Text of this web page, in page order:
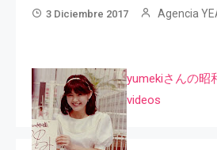
3 Diciembre 2017 Agencia
yumekiさんの昭
videos